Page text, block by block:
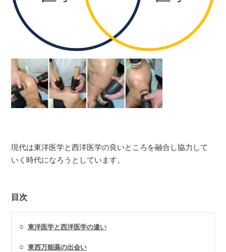
現代は東洋医学と西洋医学の良いところを融合し協力して
いく時代になろうとしています。
目次
○東洋医学と西洋医学の違い
○東西万能薬の出会い